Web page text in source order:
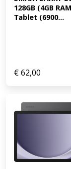
iPhone of iPad
0190199189645)
128GB (4GB
Tablet (6900...
€62,00